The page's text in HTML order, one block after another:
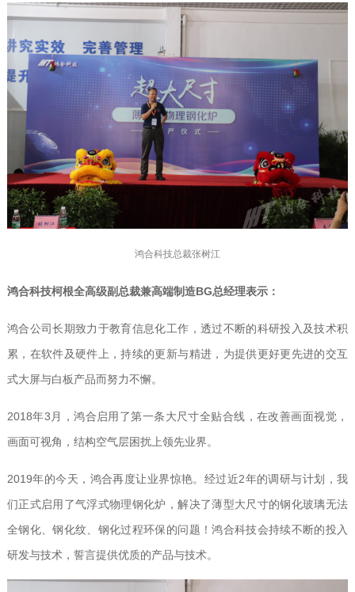
鸿合科技总裁张树江
鸿合科技柯根全高级副总裁兼高端制造BG总经理表示：
鸿合公司长期致力于教育信息化工作，透过不断的科研投入及技术积
累，在软件及硬件上，持续的更新与精进，为提供更好更先进的交互
式大屏与白板产品而努力不懈。
2018年3月，鸿合启用了第一条大尺寸全贴合线，在改善画面视觉，
画面可视角，结构空气层困扰上领先业界。
2019年的今天，鸿合再度让业界惊艳。经过近2年的调研与计划，我
们正式启用了气浮式物理钢化炉，解决了薄型大尺寸的钢化玻璃无法
全钢化、钢化纹、钢化过程环保的问题！鸿合科技会持续不断的投入
研发与技术，誓言提供优质的产品与技术。